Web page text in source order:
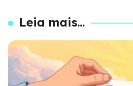
Leia mais...